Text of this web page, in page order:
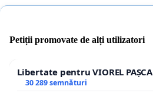
Petiții promovate de alți utilizatori
Libertate pentru VIOREL PAȘCA
30 289 semnături